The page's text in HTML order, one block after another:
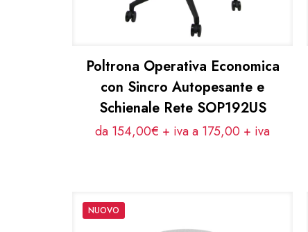
Poltrona Operativa Economica
con Sincro Autopesante e
Schienale Rete SOP192US
da 154,00€ + iva a 175,00 + iva
NUOVO